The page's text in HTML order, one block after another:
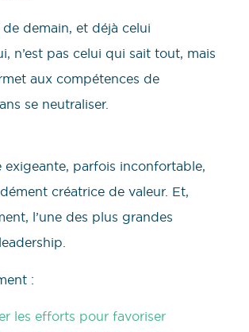
demain, et déjà celui
n’est pas celui qui sait tout, mais
aux compétences de
se neutraliser.
exigeante, parfois inconfortable,
créatrice de valeur. Et,
l’une des plus grandes
:
les efforts pour favoriser